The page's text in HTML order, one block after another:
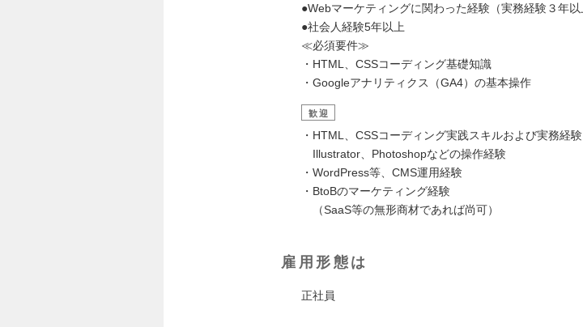
●Webマーケティングに関わった経験（実務経験３年以
●社会人経験5年以上
≪必須要件≫
・HTML、CSSコーディング基礎知識
・Googleアナリティクス（GA4）の基本操作
歓迎
・HTML、CSSコーディング実践スキルおよび実務経験
Illustrator、Photoshopなどの操作経験
・WordPress等、CMS運用経験
・BtoBのマーケティング経験
（SaaS等の無形商材であれば尚可）
雇用形態は
正社員